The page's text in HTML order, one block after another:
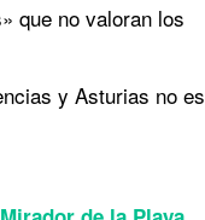
que no valoran los
y Asturias no es